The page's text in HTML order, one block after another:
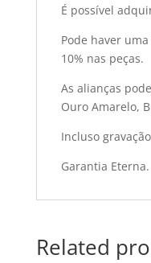
É possível
Pode haver
10% nas peças.
As alianças
Ouro Amarelo,
Incluso
Garantia Eterna.
Related